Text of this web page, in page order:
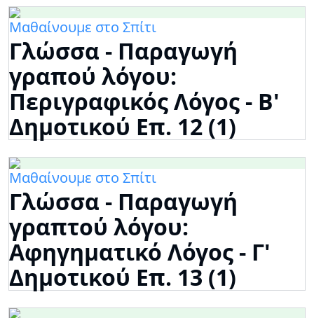
Μαθαίνουμε στο Σπίτι
Γλώσσα - Παραγωγή
γραπού λόγου:
Περιγραφικός Λόγος - Β'
Δημοτικού Επ. 12 (1)
Μαθαίνουμε στο Σπίτι
Γλώσσα - Παραγωγή
γραπτού λόγου:
Αφηγηματικό Λόγος - Γ'
Δημοτικού Επ. 13 (1)